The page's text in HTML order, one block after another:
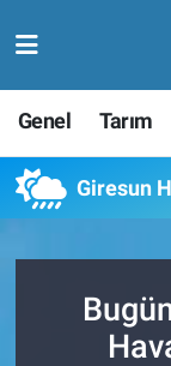
Genel Tarım
Giresun